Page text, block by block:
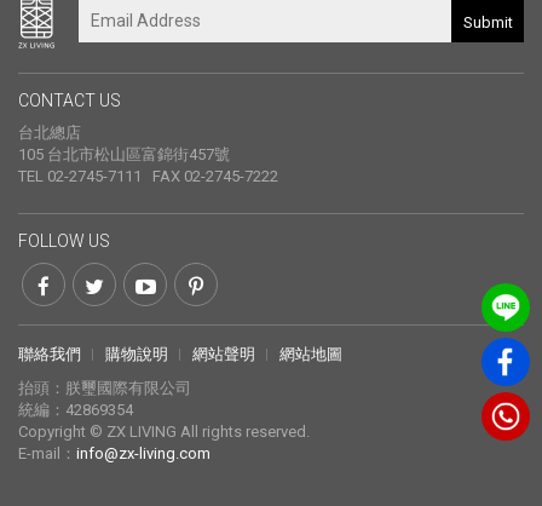
Submit
CONTACT US
台北總店
105 台北市松山區富錦街457號
TEL 02-2745-7111 FAX 02-2745-7222
FOLLOW US
聯絡我們 購物說明 網站聲明
網站地圖
抬頭：朕璽國際有限公司
統編：42869354
Copyright © ZX LIVING All rights reserved.
E-mail： info@zx-living.com